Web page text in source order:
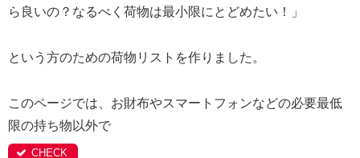
ら良いの？なるべく荷物は最小限にとどめたい！」
という方のための荷物リストを作りました。
このページでは、お財布やスマートフォンなどの必要最低
限の持ち物以外で